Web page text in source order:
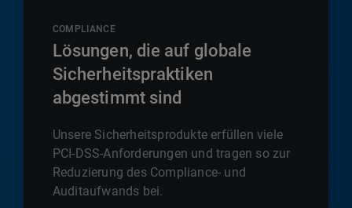
COMPLIANCE
Lösungen, die auf globale
Sicherheitspraktiken
abgestimmt sind
Unsere Sicherheitsprodukte erfüllen viele
PCI-DSS-Anforderungen und tragen so zur
Reduzierung des Compliance- und
Auditaufwands bei.